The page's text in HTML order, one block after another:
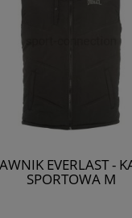
EVERLAST -
SPORTOWA M